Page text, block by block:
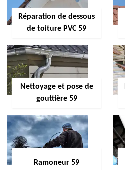
Réparation de dessous
de toiture PVC 59
Nettoyage et pose de
gouttière 59
Ramoneur 59